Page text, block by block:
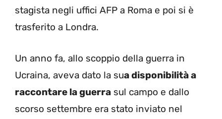
stagista negli uffici AFP a Roma e poi si è
trasferito a Londra.
Un anno fa, allo scoppio della guerra in
Ucraina, aveva dato la sua disponibilità a
raccontare la guerra sul campo e dallo
scorso settembre era stato inviato nel